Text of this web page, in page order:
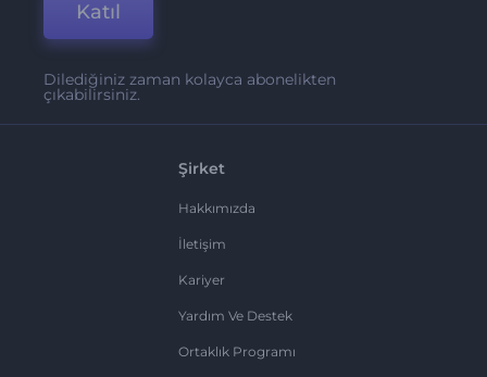
Katıl
Dilediğiniz zaman kolayca abonelikten
çıkabilirsiniz.
Şirket
Hakkımızda
İletişim
Kariyer
Yardım Ve Destek
Ortaklık Programı